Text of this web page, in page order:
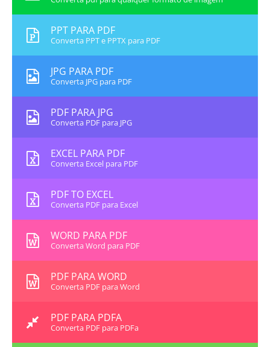
PPT PARA PDF
Converta PPT e PPTX para PDF
JPG PARA PDF
Converta JPG para PDF
PDF PARA JPG
Converta PDF para JPG
EXCEL PARA PDF
Converta Excel para PDF
PDF TO EXCEL
Converta PDF para Excel
WORD PARA PDF
Converta Word para PDF
PDF PARA WORD
Converta PDF para Word
PDF PARA PDFA
Converta PDF para PDFa